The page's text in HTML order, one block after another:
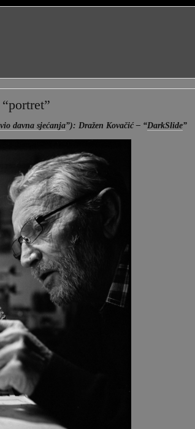
davna sjećanja”): Dražen Kovačić – “DarkSlide”